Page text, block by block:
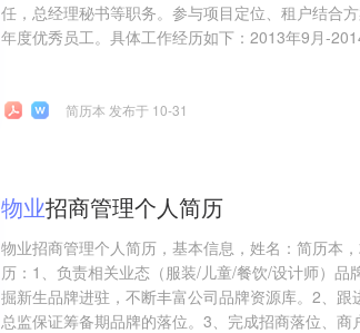
任，总经理秘书等职务。参与项目定位、租户结合
年度优秀员工。具体工作经历如下：2013年9月-
简历本 发布于 10-31
物业招商管理个人简历
物业招商管理个人简历，基本信息，姓名：简历本
历：1、负责相关业态（服装/儿童/餐饮/设计师）品
掘新生品牌进驻，不断丰富公司品牌资源库。2、
总监保证筹备期品牌的落位。3、完成招商落位、商